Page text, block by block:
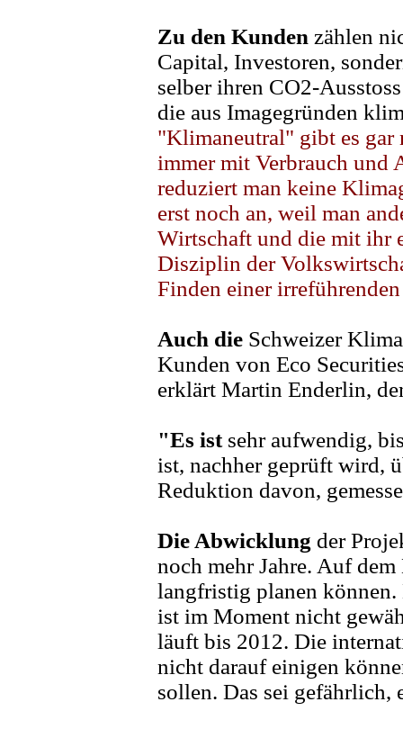
Zu den Kunden zählen
Capital, Investoren,
selber ihren CO2-
die aus Imagegründen
"Klimaneutral" gibt es gar
immer mit Verbrauch und
reduziert man keine
erst noch an, weil man
Wirtschaft und die mit ihr
Disziplin der
Finden einer
Auch die Schweizer
Kunden von Eco
erklärt Martin Enderlin,
"Es istsehr aufwendig,
ist, nachher geprüft wird,
Reduktion davon,
Die Abwicklung der
noch mehr Jahre. Auf
langfristig planen
ist im Moment nicht
läuft bis 2012. Die
nicht darauf einigen
sollen. Das sei